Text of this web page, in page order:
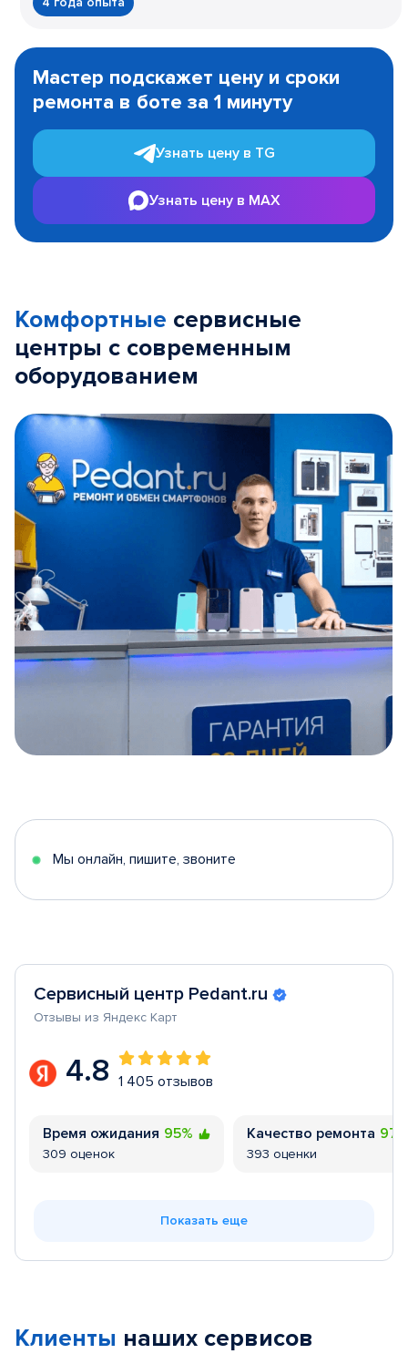
1
Мастер подскажет цену и сроки
ремонта в боте за 1 минуту
Узнать цену в TG
Узнать цену в MAX
Комфортные сервисные
центры с современным
оборудованием
5
Мы онлайн, пишите, звоните
Сервисный центр Pedant.ru
Отзывы из Яндекс Карт
4.8 1 405 отзывов
Время ожидания 95%
309 оценок
Качество ремонта
393 оценки
Показать еще
Клиенты наших сервисов